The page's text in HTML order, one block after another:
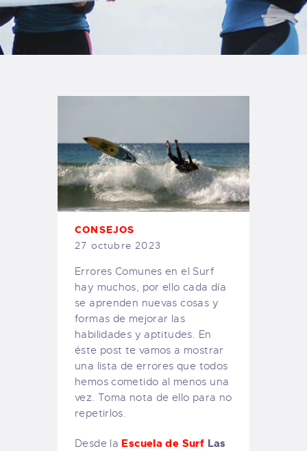
TIENDA FAMILY SURFERS
WEBCAM SALINAS
PEDIDOS
CONSEJOS
27 octubre 2023
Errores Comunes en el Surf
hay muchos, por ello cada día
se aprenden nuevas cosas y
formas de mejorar las
habilidades y aptitudes. En
éste post te vamos a mostrar
una lista de errores que todos
hemos cometido al menos una
vez. Toma nota de ello para no
repetirlos.
Desde la Escuela de Surf Las